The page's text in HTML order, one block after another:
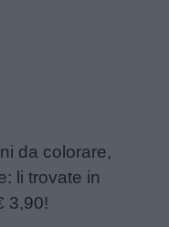
da colorare,
li trovate in
3,90!